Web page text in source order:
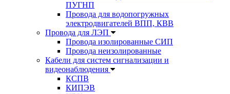
ПУГНП
Провода для водопогружных
электродвигателей ВПП, КВВ
Провода для ЛЭП
Провода изолированные СИП
Провода неизолированные
Кабели для систем сигнализации и
видеонаблюдения
КСПВ
КИПЭВ